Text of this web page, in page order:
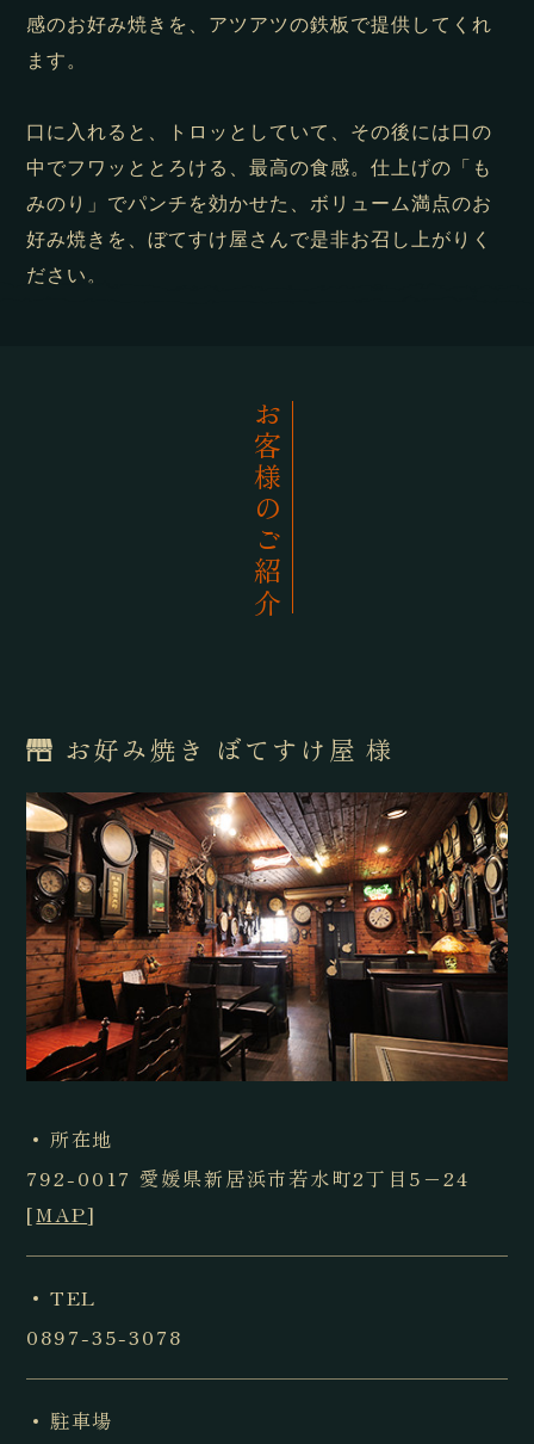
感のお好み焼きを、アツアツの鉄板で提供してくれ
ます。
口に入れると、トロッとしていて、その後には口の
中でフワッととろける、最高の食感。仕上げの「も
みのり」でパンチを効かせた、ボリューム満点のお
好み焼きを、ぼてすけ屋さんで是非お召し上がりく
ださい。
お客様のご紹介
お好み焼き ぼてすけ屋 様
所在地
792-0017 愛媛県新居浜市若水町2丁目5−24
[MAP]
TEL
0897-35-3078
駐車場